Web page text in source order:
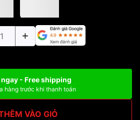
- Free shipping
hàng trước khi thanh toán
VÀO GIỎ